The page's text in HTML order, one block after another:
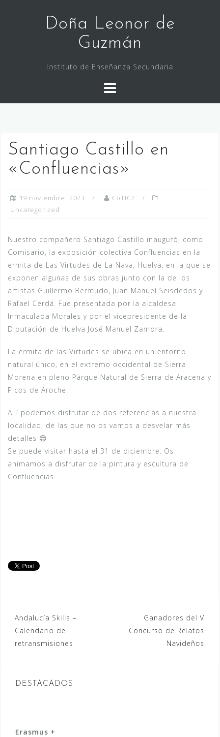
Doña Leonor de
Guzmán
Instituto de Enseñanza Secundaria
Santiago Castillo en
«Confluencias»
19 noviembre, 2023
CoTIC2
Uncategorized
Nuestro compañero Santiago Castillo inauguró, como
Comisario, la exposición colectiva Confluencias en la
ermita de Las Virtudes de La Nava, Huelva, en la que se
exponen algunas de sus obras junto con la de los
artistas Guillermo Bermudo, Juan Manuel Seisdedos y
Rafael Cerdá. Fue presentada por la alcaldesa
Inmaculada Morales y por el vicepresidente de la
Diputación de Huelva José Manuel Zamora.
La ermita de las Virtudes se ubica en un entorno
natural único, en el extremo occidental de Sierra
Morena en pleno Parque Natural de Sierra de Aracena y
Picos de Aroche.
Allí podemos disfrutar de dos referencias a nuestra
localidad, de las que no os vamos a desvelar más
detalles 😊
Se puede visitar hasta el 31 de diciembre. Os
animamos a disfrutar de la pintura y escultura de
Confluencias.
Navegación
de
Andalucía Skills –
Calendario de
retransmisiones
Ganadores del V
Concurso de Relatos
Navideños
DESTACADOS
Erasmus +